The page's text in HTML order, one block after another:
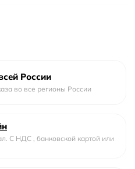
России
во все регионы России
С НДС , банковской картой или